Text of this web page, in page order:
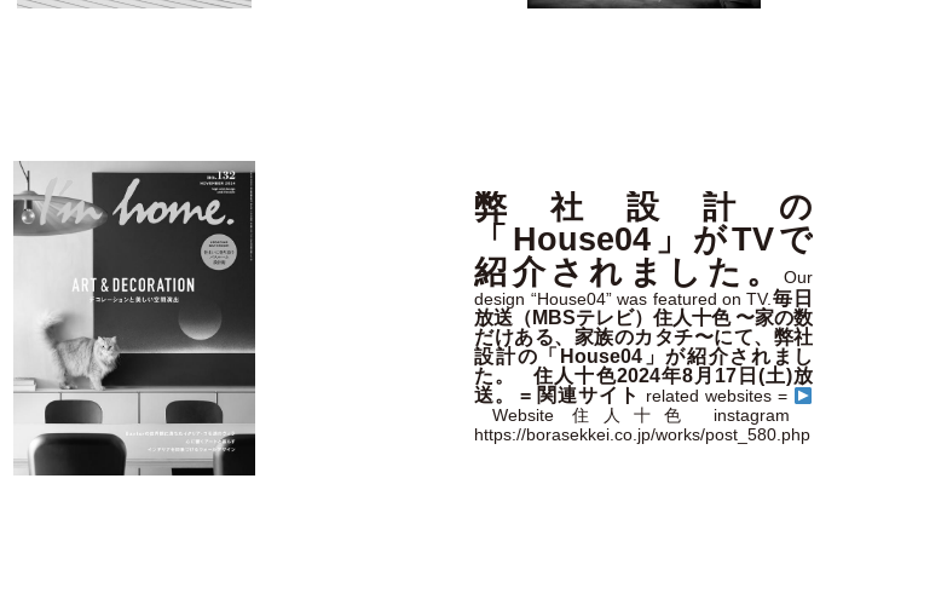
弊社設計の
「House04」がTVで
紹介されました。Our
design “House04” was featured on TV.毎日
放送（MBSテレビ）住人十色 〜家の数
だけある、家族のカタチ〜にて、弊社
設計の「House04」が紹介されまし
た。 住人十色2024年8月17日(土)放
送。 = 関連サイト
related websites =
Website 住人十色 instagram
https://borasekkei.co.jp/works/post_580.php